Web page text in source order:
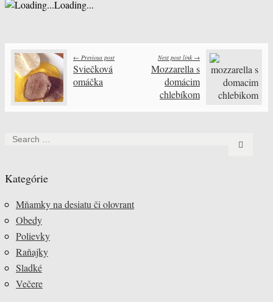
Loading...
Post navigation
← Previous post
Sviečková
omáčka
Next post link →
Mozzarella s
domácim
chlebíkom
Search for:
Kategórie
Mňamky na desiatu či olovrant
Obedy
Polievky
Raňajky
Sladké
Večere